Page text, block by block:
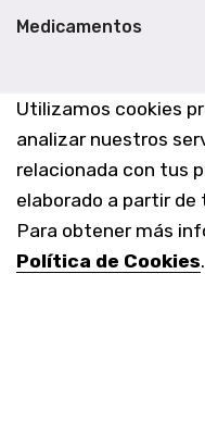
Utilizamos cookies
analizar nuestros
relacionada con tus
elaborado a partir
Para obtener más
Política de Cookies.
Medicamentos
Ldo. Alfredo
N. Col. Colegio Oficial
Nº de